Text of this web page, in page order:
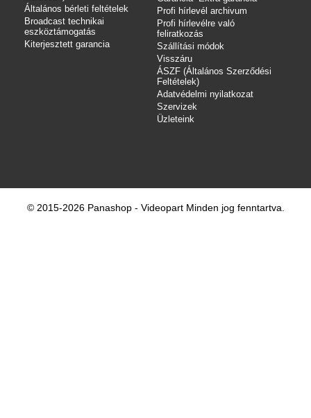
Általános bérleti feltételek
Broadcast technikai
eszköztámogatás
Kiterjesztett garancia
Profi hírlevél archivum
Profi hírlevélre való
feliratkozás
Szállítási módok
Visszáru
ÁSZF (Általános Szerződési
Feltételek)
Adatvédelmi nyilatkozat
Szervizek
Üzleteink
© 2015-2026 Panashop - Videopart Minden jog fenntartva.